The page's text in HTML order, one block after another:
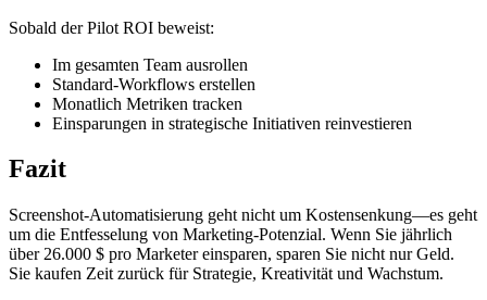
Sobald der Pilot ROI beweist:
Im gesamten Team ausrollen
Standard-Workflows erstellen
Monatlich Metriken tracken
Einsparungen in strategische Initiativen reinvestieren
Fazit
Screenshot-Automatisierung geht nicht um Kostensenkung—es geht
um die Entfesselung von Marketing-Potenzial. Wenn Sie jährlich
über 26.000 $ pro Marketer einsparen, sparen Sie nicht nur Geld.
Sie kaufen Zeit zurück für Strategie, Kreativität und Wachstum.